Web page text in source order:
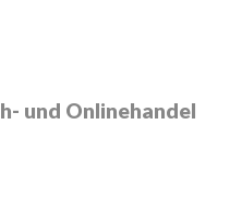
und Onlinehandel